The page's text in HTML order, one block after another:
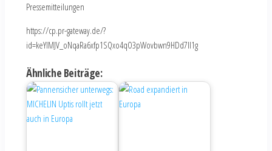
Pressemitteilungen
https://cp.pr-gateway.de/?
id=keYlMJV_oNqaRa6xfp1SQxo4qO3pWovbwn9HDd7Il1g
Ähnliche Beiträge: